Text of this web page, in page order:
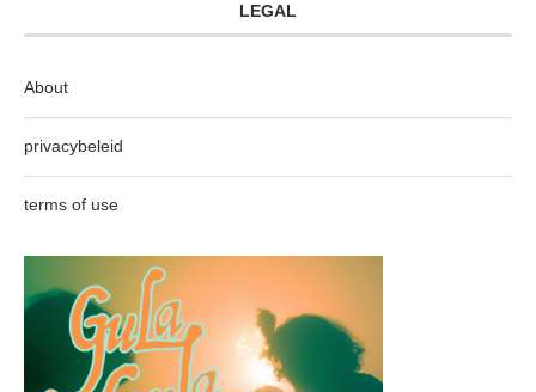
LEGAL
About
privacybeleid
terms of use